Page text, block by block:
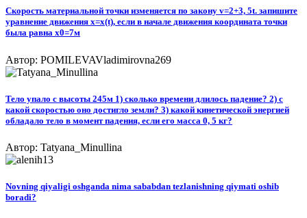
Скорость материальной точки изменяется по закону v=2+3, 5t. запишите
уравнение движения x=x(t), если в начале движения координата точки
была равна x0=7м​
Автор: POMILEVAVladimirovna269
Тело упало с высоты 245м 1) сколько времени длилось падение? 2) с
какой скоростью оно достигло земли? 3) какой кинетической энергией
обладало тело в момент падения, если его масса 0, 5 кг?
Автор: Tatyana_Minullina
Novning qiyaligi oshganda nima sababdan tezlanishning qiymati oshib
boradi?​